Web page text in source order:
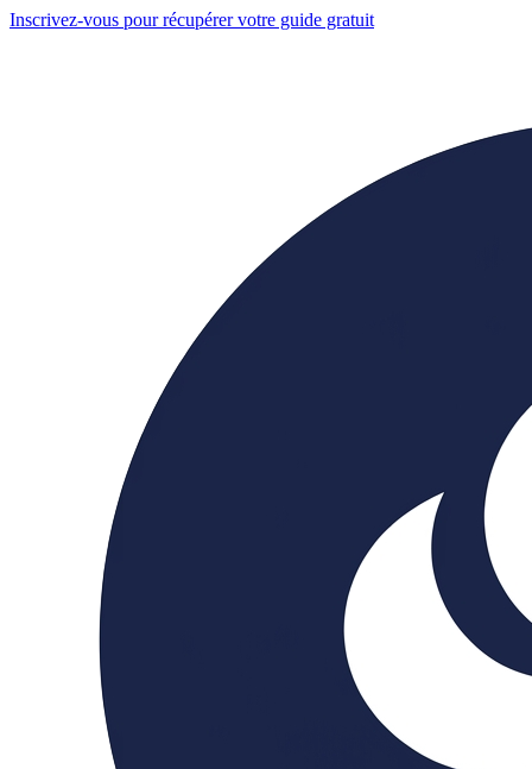
Inscrivez-vous pour récupérer votre guide gratuit